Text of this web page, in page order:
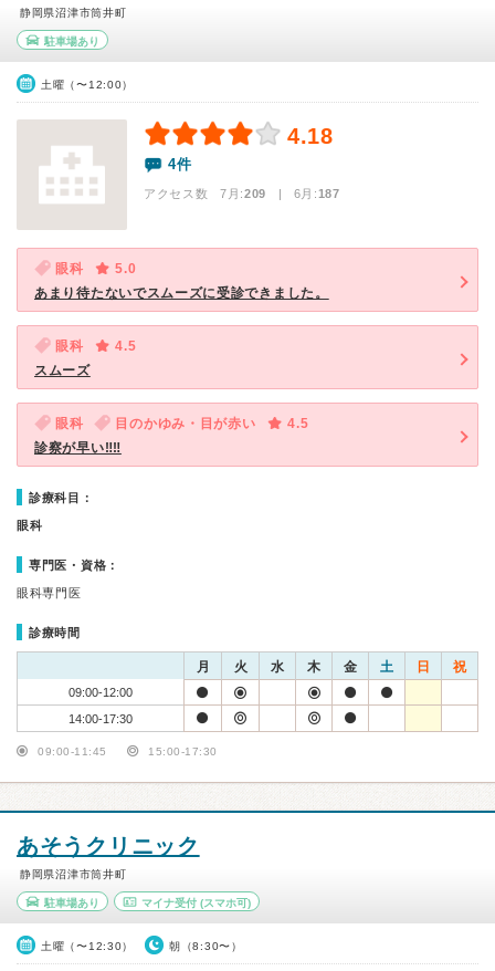
静岡県沼津市筒井町
駐車場あり
土曜（〜12:00）
4.18
4件
アクセス数 7月:209 | 6月:187
眼科
5.0
あまり待たないでスムーズに受診できました。
眼科
4.5
スムーズ
眼科 目のかゆみ・目が赤い
4.5
診察が早い‼️‼️
診療科目：
眼科
専門医・資格：
眼科専門医
診療時間
月 火 水 木 金 土 日 祝
09:00-12:00
14:00-17:30
09:00-11:45 15:00-17:30
あそうクリニック
静岡県沼津市筒井町
駐車場あり マイナ受付(スマホ可)
土曜（〜12:30） 朝（8:30〜）